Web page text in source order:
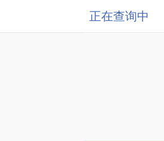
正在查询中